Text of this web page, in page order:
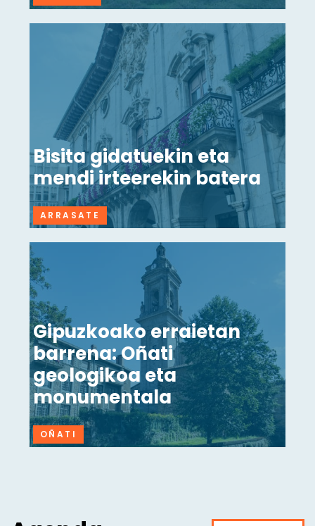
Bisita gidatuekin eta
mendi irteerekin batera
ARRASATE
Gipuzkoako erraietan
barrena: Oñati
geologikoa eta
monumentala
OÑATI